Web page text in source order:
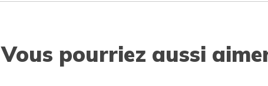
Vous pourriez aussi